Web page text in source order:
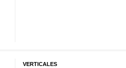
VERTICALES